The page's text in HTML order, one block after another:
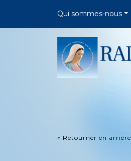
Qui sommes-nous
« Retourner en arrière